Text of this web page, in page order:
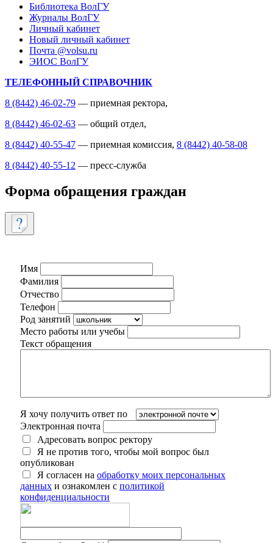
Библиотека ВолГУ
Журналы ВолГУ
Личный кабинет
Новый личный кабинет
Почта @volsu.ru
ЭИОС ВолГУ
ТЕЛЕФОННЫЙ СПРАВОЧНИК
8 (8442) 46-02-79 — приемная ректора,
8 (8442) 46-02-63 — общий отдел,
8 (8442) 40-55-47 — приемная комиссия, 8 (8442) 40-58-08
8 (8442) 40-55-12 — пресс-служба
Форма обращения граждан
Имя
Фамилия
Отчество
Телефон
Род занятий
Место работы или учебы
Текст обращения
Я хочу получить ответ по
Электронная почта
Адресовать вопрос ректору
Я не против того, чтобы мой вопрос был
опубликован
Я согласен на обработку моих персональных
данных и ознакомлен с политикой
конфиденциальности